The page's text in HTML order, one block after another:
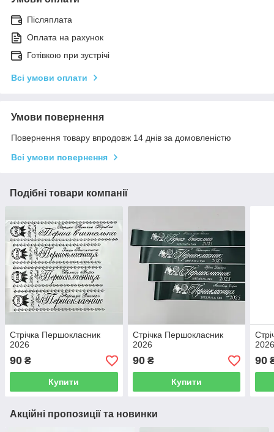
Післяплата
Оплата на рахунок
Готівкою при зустрічі
Всі умови оплати
Умови повернення
Повернення товару впродовж 14 днів за домовленістю
Всі умови повернення
Подібні товари компанії
Стрічка Першокласник
2026
90 ₴
Купити
Стрічка Першокласник
2026
90₴
Купити
90
Акційні пропозиції та новинки